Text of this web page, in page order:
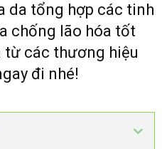
da tổng hợp các tinh
chống lão hóa tốt
các thương hiệu
đi nhé!